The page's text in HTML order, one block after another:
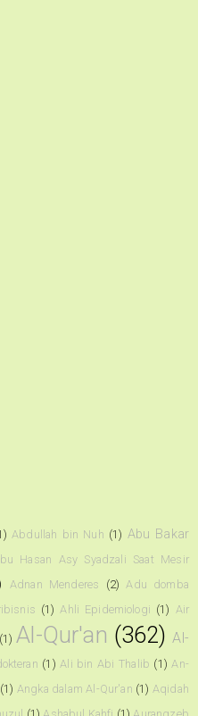
Abdullah bin Nuh (1) Abu Bakar
Hasan Asy Syadzali Saat Mesir
Adnan Menderes (2) Adu domba
(1) Ahli Epidemiologi (1) Air
(1) Al-Qur'an (362) Al-
(1) Ali bin Abi Thalib (1) An-
(1) Angka dalam Al-Qur'an (1) Aqidah